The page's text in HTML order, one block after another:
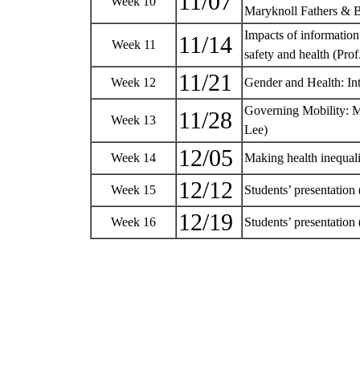
Maryknoll Fathers &
Week 11 11/14
Impacts of
safety and health
Week 12 11/21 Gender and Health:
Week 13 11/28
Governing Mobility:
Lee)
Week 14 12/05 Making health
Week 15 12/12 Students’
Week 16 12/19 Students’